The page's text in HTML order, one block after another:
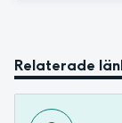
Relaterade